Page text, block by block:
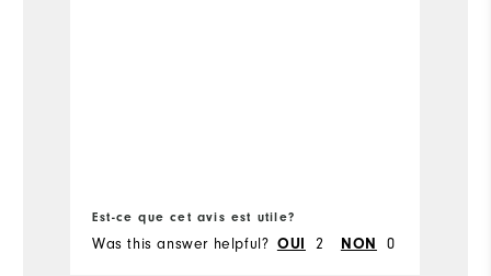
Est-ce que cet avis est utile?
Was this answer helpful? OUI 2 NON 0